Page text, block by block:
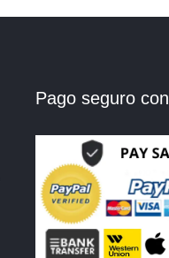
Pago seguro con